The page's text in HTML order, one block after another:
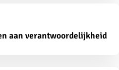
aan verantwoordelijkheid